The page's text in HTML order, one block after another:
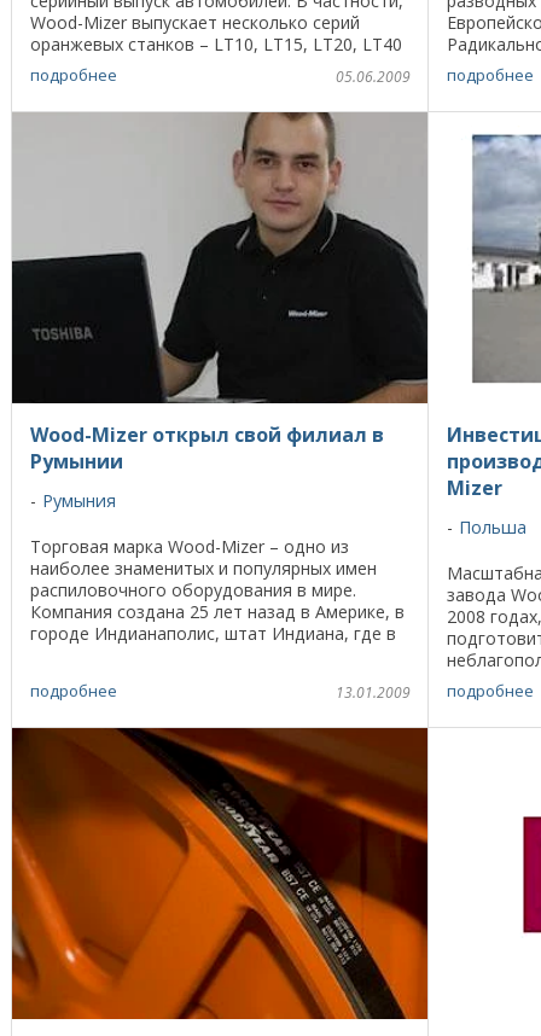
Wood-Mizer выпускает несколько серий
оранжевых станков – LT10, LT15, LT20, LT40
и LT70 – внутри которых будущий владелец
станка может ...
подробнее 05.06.2009 подробнее
Wood-Mizer открыл свой филиал в
Румынии
Румыния
Торговая марка Wood-Mizer – одно из
наиболее знаменитых и популярных имен
распиловочного оборудования в мире.
Компания создана 25 лет назад в Америке, в
городе Индианаполис, штат Индиана, где в
подробнее 13.01.2009
Mizer
Польша
завода
2008
подробнее